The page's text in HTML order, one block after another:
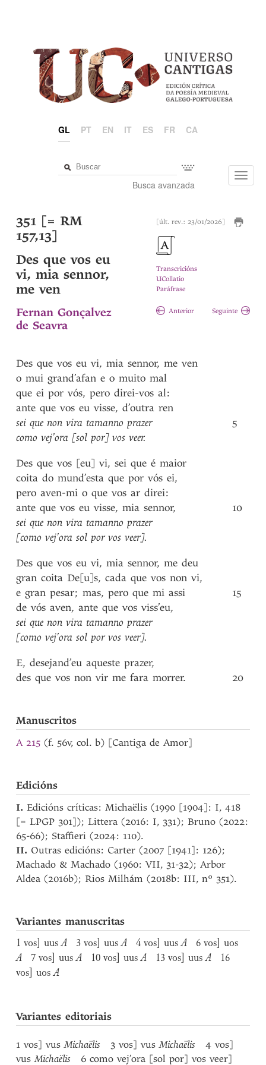
GL PT EN IT ES FR CA
Busca avanzada
[últ. rev.: 23/01/2026]
Transcricións
UCollatio
Paráfrase
Anterior Seguinte
351 [= RM
157,13]
Des que vos eu
vi, mia sennor,
me ven
Fernan Gonçalvez
de Seavra
Des que vos eu vi, mia sennor, me ven
o mui grand’afan e o muito mal
que ei por vós, pero direi-vos al:
ante que vos eu visse, d’outra ren
sei que non vira tamanno prazer
como vej’ora [sol por] vos veer.
Des que vos [eu] vi, sei que é maior
coita do mund’esta que por vós ei,
pero aven-mi o que vos ar direi:
ante que vos eu visse, mia sennor,
sei que non vira tamanno prazer
[como vej’ora sol por vos veer].
Des que vos eu vi, mia sennor, me deu
gran coita De[u]s, cada que vos non vi,
e gran pesar; mas, pero que mi assi
de vós aven, ante que vos viss’eu,
sei que non vira tamanno prazer
[como vej’ora sol por vos veer].
E, desejand’eu aqueste prazer,
des que vos non vir me fara morrer.
5
10
15
20
Manuscritos
A 215 (f. 56v, col. b) [Cantiga de Amor]
Edicións
I. Edicións críticas: Michaëlis (1990 [1904]: I, 418
[= LPGP 301]); Littera (2016: I, 331); Bruno (2022:
65-66); Staffieri (2024: 110).
II. Outras edicións: Carter (2007 [1941]: 126);
Machado & Machado (1960: VII, 31-32); Arbor
Aldea (2016b); Rios Milhám (2018b: III, nº 351).
Variantes manuscritas
1 vos] uusA 3 vos] uusA 4 vos] uusA 6 vos] uos
A 7 vos] uusA 10 vos] uusA 13 vos] uusA 16
vos] uosA
Variantes editoriais
1 vos] vusMichaëlis 3 vos] vusMichaëlis4 vos]
vusMichaëlis 6 como vej’ora [sol por] vos veer]